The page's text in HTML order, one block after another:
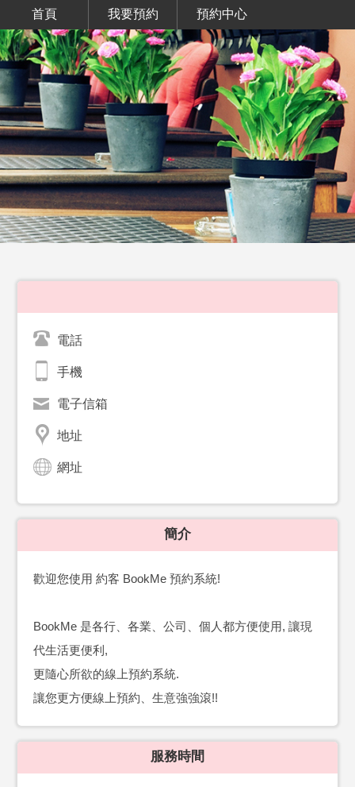
首頁 我要預約 預約中心
電話
手機
電子信箱
地址
網址
簡介
歡迎您使用 約客 BookMe 預約系統!
BookMe 是各行、各業、公司、個人都方便使用, 讓現
代生活更便利,
更隨心所欲的線上預約系統.
讓您更方便線上預約、生意強強滾!!
服務時間